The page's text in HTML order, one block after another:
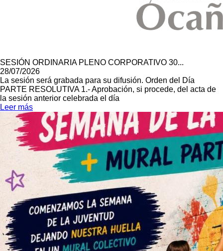
SESIÓN ORDINARIA PLENO CORPORATIVO 30...
28/07/2026
La sesión será grabada para su difusión. Orden del Día
PARTE RESOLUTIVA 1.- Aprobación, si procede, del acta de
la sesión anterior celebrada el día
Leer más